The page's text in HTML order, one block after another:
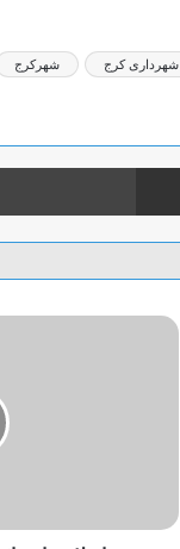
شهرداری کرج شهرکرج
اشتراک گذاری از طریق ایمیل